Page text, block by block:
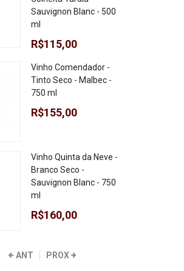
Sauvignon Blanc - 500
ml
R$115,00
Vinho Comendador -
Tinto Seco - Malbec -
750 ml
R$155,00
Vinho Quinta da Neve -
Branco Seco -
Sauvignon Blanc - 750
ml
R$160,00
ANT PROX